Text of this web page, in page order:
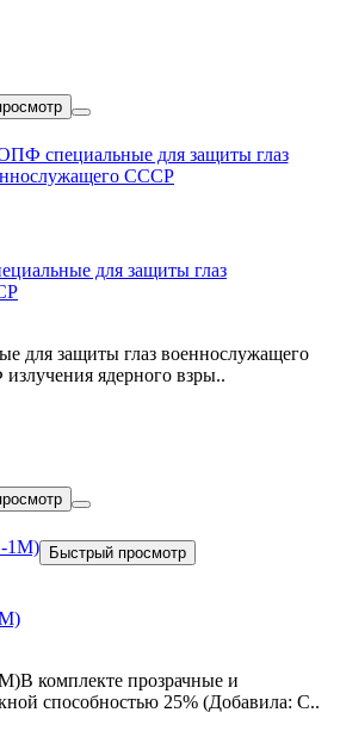
для защиты глаз
для защиты глаз военнослужащего
ядерного взры..
Быстрый просмотр
комплекте прозрачные и
способностью 25% (Добавила: С..